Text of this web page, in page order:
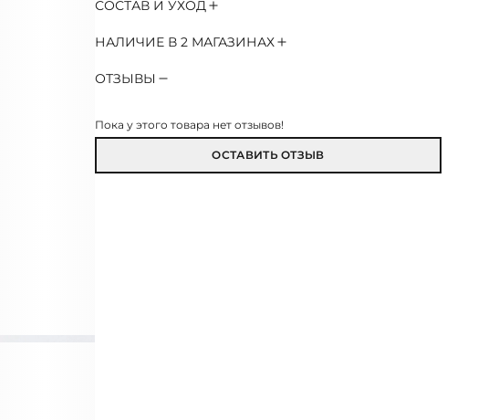
СОСТАВ И УХОД
НАЛИЧИЕ В 2 МАГАЗИНАХ
ОТЗЫВЫ
Пока у этого товара нет отзывов!
ОСТАВИТЬ ОТЗЫВ